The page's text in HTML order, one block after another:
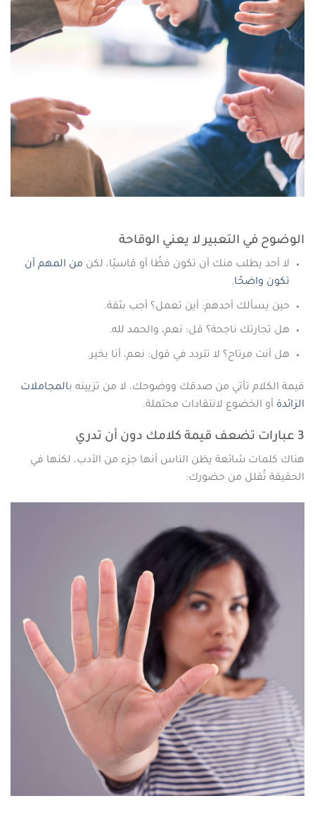
الوضوح في التعبير لا يعني الوقاحة
لا أحد يطلب منك أن تكون فظًا أو قاسيًا، لكن من المهم أن
تكون واضحًا.
حين يسألك أحدهم: أين تعمل؟ أجب بثقة.
هل تجارتك ناجحة؟ قل: نعم، والحمد لله.
هل أنت مرتاح؟ لا تتردد في قول: نعم، أنا بخير.
قيمة الكلام تأتي من صدقك ووضوحك، لا من تزيينه بالمجاملات
الزائدة أو الخضوع لانتقادات محتملة.
3 عبارات تضعف قيمة كلامك دون أن تدري
هناك كلمات شائعة يظن الناس أنها جزء من الأدب، لكنها في
الحقيقة تُقلل من حضورك: